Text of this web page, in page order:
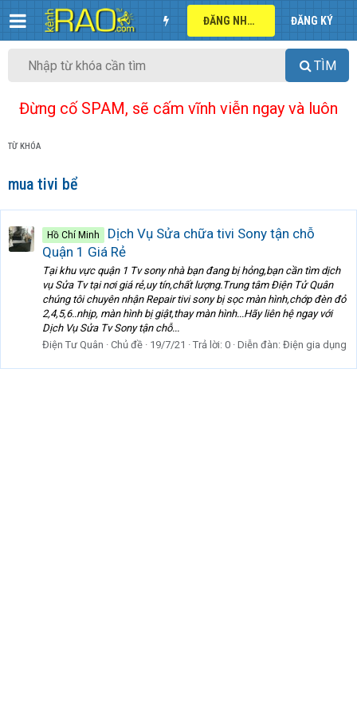
ĐĂNG NHẬP ĐĂNG KÝ
TÌM
Đừng cố SPAM, sẽ cấm vĩnh viễn ngay và luôn
TỪ KHÓA
mua tivi bể
Hồ Chí Minh
Dịch Vụ Sửa chữa tivi Sony tận chỗ
Quận 1 Giá Rẻ
Tại khu vực quận 1 Tv sony nhà bạn đang bị hỏng,bạn cần tìm dịch
vụ Sửa Tv tại nơi giá rẻ,uy tín,chất lượng.Trung tâm Điện Tử Quân
chúng tôi chuyên nhận Repair tivi sony bị sọc màn hình,chớp đèn đỏ
2,4,5,6..nhịp, màn hình bị giật,thay màn hình...Hãy liên hệ ngay với
Dịch Vụ Sửa Tv Sony tận chỗ...
Điện Tư Quân
Chủ đề 19/7/21 Trả lời: 0 Diễn đàn: Điện gia dụng